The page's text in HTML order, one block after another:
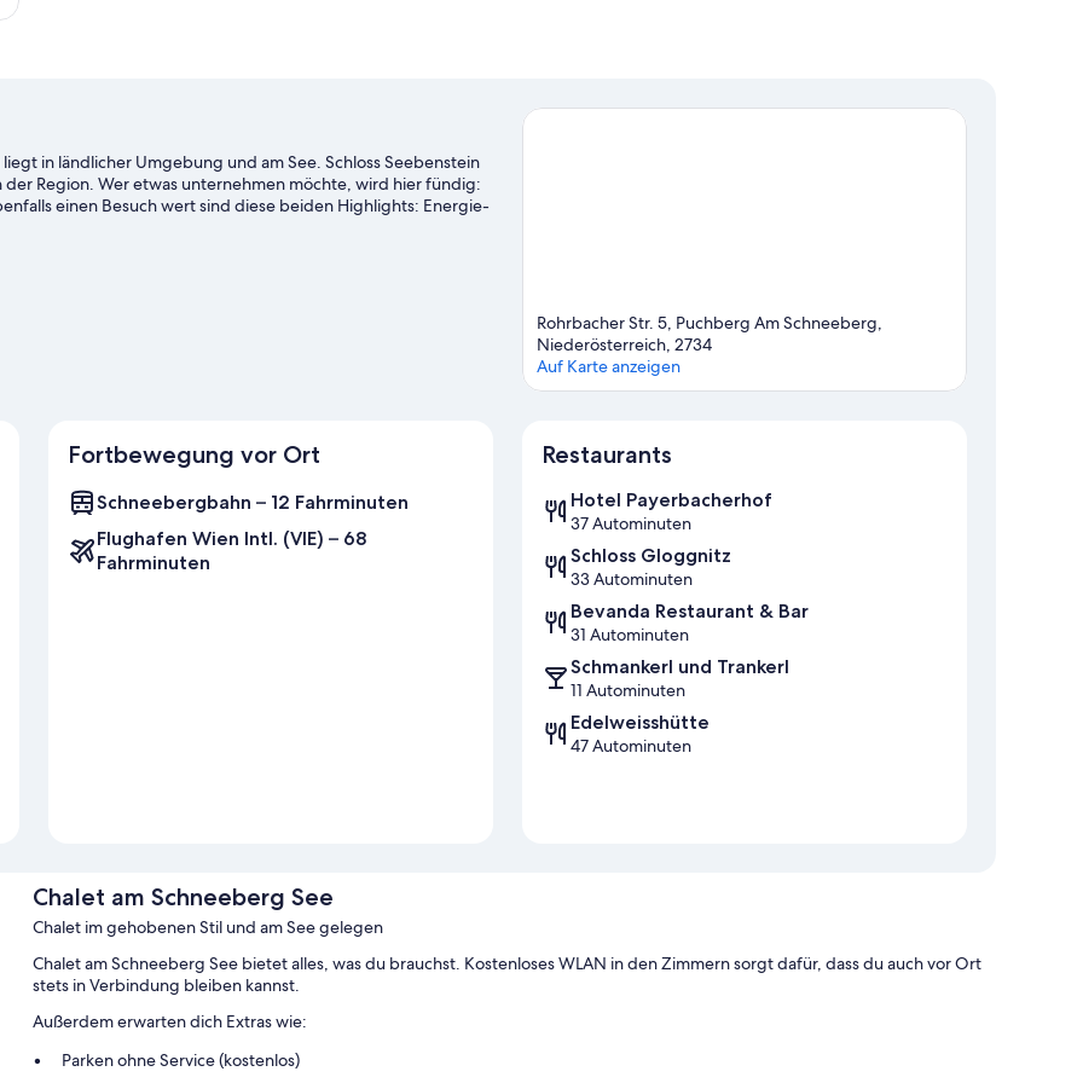
in ländlicher Umgebung und am See. Schloss Seebenstein
Region. Wer etwas unternehmen möchte, wird hier fündig:
einen Besuch wert sind diese beiden Highlights: Energie-
und beim Angeln ganz in der Nähe oder genieße
Rohrbacher Str. 5, Puchberg Am Schneeberg,
Niederösterreich, 2734
Auf Karte anzeigen
Fortbewegung vor Ort
Schneebergbahn – 12 Fahrminuten
Flughafen Wien Intl. (VIE) – 68
Fahrminuten
Restaurants
Hotel Payerbacherhof
37 Autominuten
Schloss Gloggnitz
33 Autominuten
Bevanda Restaurant & Bar
31 Autominuten
Schmankerl und Trankerl
11 Autominuten
Edelweisshütte
47 Autominuten
Chalet am Schneeberg See
Chalet im gehobenen Stil und am See gelegen
Chalet am Schneeberg See bietet alles, was du brauchst. Kostenloses WLAN in den Zimmern sorgt dafür, dass du auch vor Ort
stets in Verbindung bleiben kannst.
Außerdem erwarten dich Extras wie:
Parken ohne Service (kostenlos)